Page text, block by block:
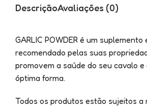
DescriçãoAvaliações (0)
GARLIC POWDER é um
recomendado pelas suas
promovem a saúde do seu cavalo e
óptima forma.
Todos os produtos estão sujeitos a